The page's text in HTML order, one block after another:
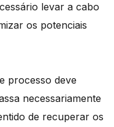
levar a cabo
os potenciais
processo deve
necessariamente
de recuperar os